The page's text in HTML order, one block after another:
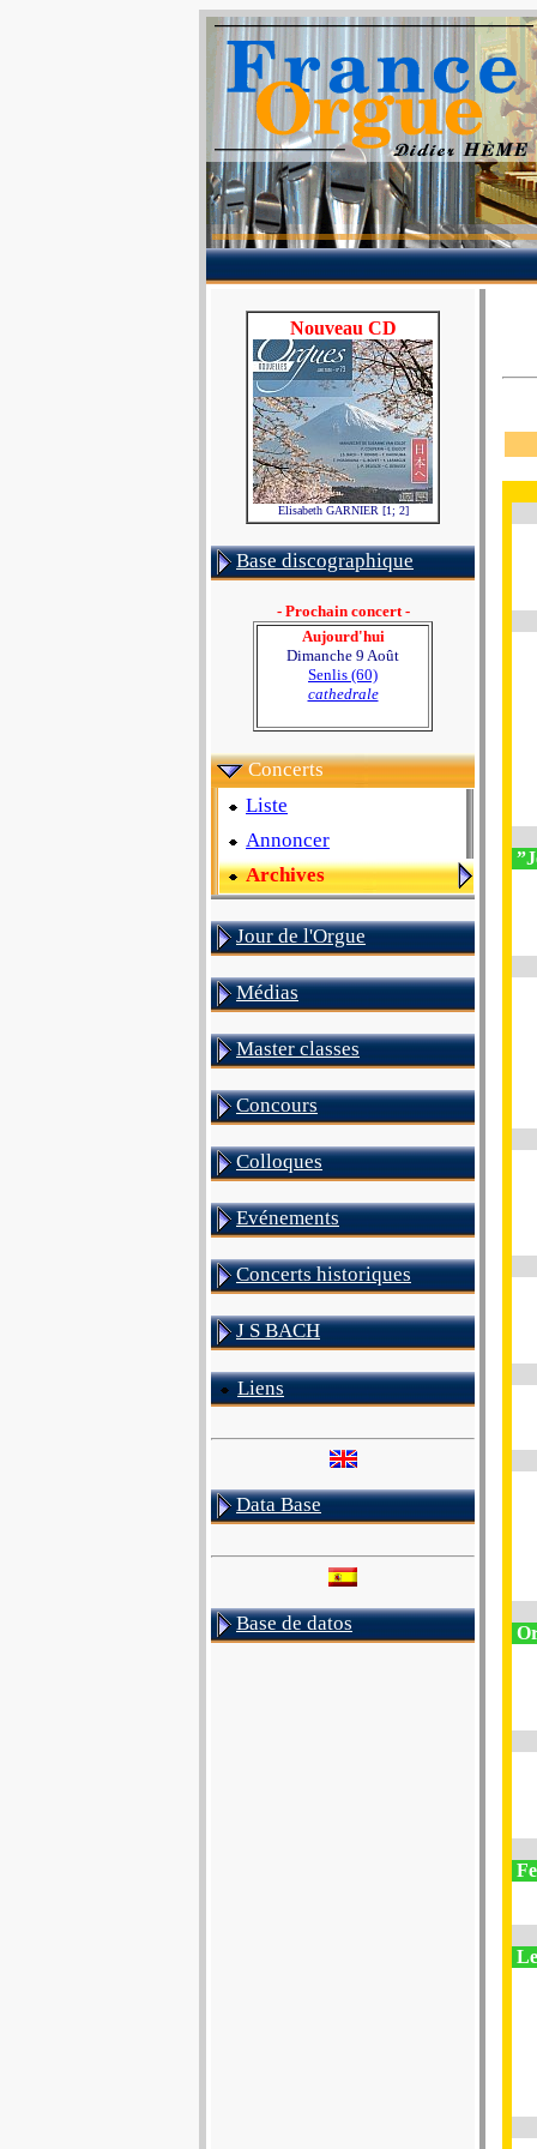
Nouveau CD
Elisabeth GARNIER [1; 2]
Base discographique
- Prochain concert -
Aujourd'hui
Dimanche 9 Août
Senlis (60)
cathedrale
Concerts
Liste
Annoncer
Archives
Jour de l'Orgue
Médias
Master classes
Concours
Colloques
Evénements
Concerts historiques
J S BACH
Liens
Data Base
Base de datos